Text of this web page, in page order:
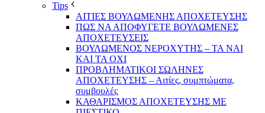
Tips
ΑΙΤΙΕΣ ΒΟΥΛΩΜΕΝΗΣ ΑΠΟΧΕΤΕΥΣΗΣ
ΠΩΣ ΝΑ ΑΠΟΦΥΓΕΤΕ ΒΟΥΛΩΜΕΝΕΣ
ΑΠΟΧΕΤΕΥΣΕΙΣ
ΒΟΥΛΩΜΕΝΟΣ ΝΕΡΟΧΥΤΗΣ – TA NAI
KAI TA OXI
ΠΡΟΒΛΗΜΑΤIKOI ΣΩΛΗΝΕΣ
ΑΠΟΧΕΤΕΥΣΗΣ – Αιτίες, συμπτώματα,
συμβουλές
ΚΑΘΑΡΙΣΜΟΣ ΑΠΟΧΕΤΕΥΣΗΣ ΜΕ